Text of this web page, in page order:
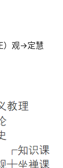
）观→定慧